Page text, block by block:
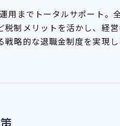
用までトータルサポート。
税制メリットを活かし、経営
戦略的な退職金制度を実現し